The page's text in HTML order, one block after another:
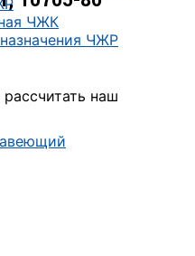
ЧЖК
ЧЖР
наш